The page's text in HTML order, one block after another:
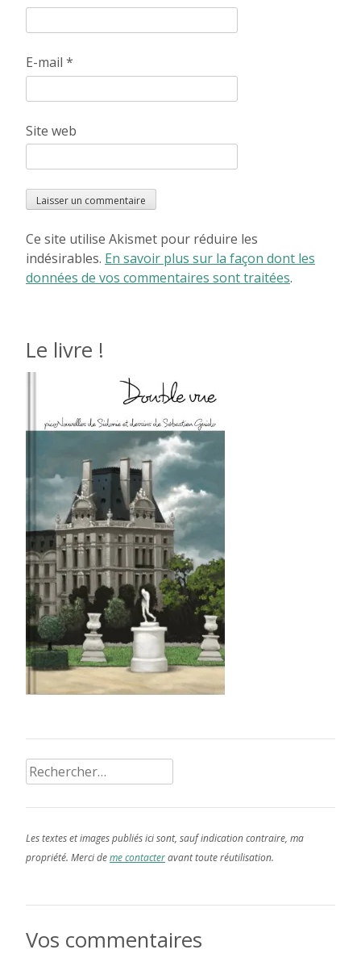
E-mail *
Site web
Ce site utilise Akismet pour réduire les
indésirables. En savoir plus sur la façon dont les
données de vos commentaires sont traitées.
Le livre !
Rechercher :
Les textes et images publiés ici sont, sauf indication contraire, ma
propriété. Merci deme contacteravant toute réutilisation.
Vos commentaires